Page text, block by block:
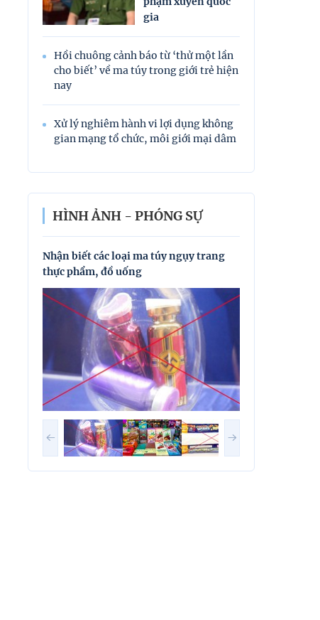
gia
Hồi chuông cảnh báo từ ‘thử một lần
cho biết’ về ma túy trong giới trẻ hiện
nay
Xử lý nghiêm hành vi lợi dụng không
gian mạng tổ chức, môi giới mại dâm
HÌNH ẢNH - PHÓNG SỰ
Nhận biết các loại ma túy ngụy trang
thực phẩm, đồ uống